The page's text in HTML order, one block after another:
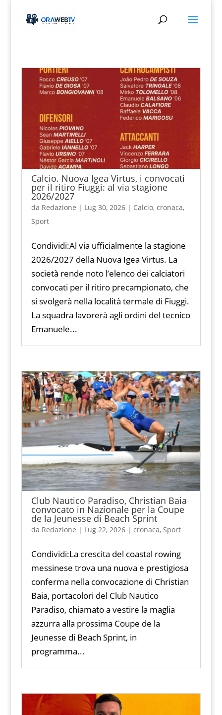
Calcio. Nuova Igea Virtus, i convocati
per il ritiro Fiuggi: al via stagione
2026/2027
da Redazione | Lug 30, 2026| Calcio, cronaca,
Sport
Condividi:Al via ufficialmente la stagione
2026/2027 della Nuova Igea Virtus. La
società rende noto l’elenco dei calciatori
convocati per il ritiro precampionato, che
si svolgerà nella località termale di Fiuggi.
La squadra lavorerà agli ordini del tecnico
Emanuele...
Club Nautico Paradiso, Christian Baia
convocato in Nazionale per la Coupe
de la Jeunesse di Beach Sprint
da Redazione | Lug 22, 2026| cronaca, Sport
Condividi:La crescita del coastal rowing
messinese trova una nuova e prestigiosa
conferma nella convocazione di Christian
Baia, portacolori del Club Nautico
Paradiso, chiamato a vestire la maglia
azzurra alla prossima Coupe de la
Jeunesse di Beach Sprint, in
programma...